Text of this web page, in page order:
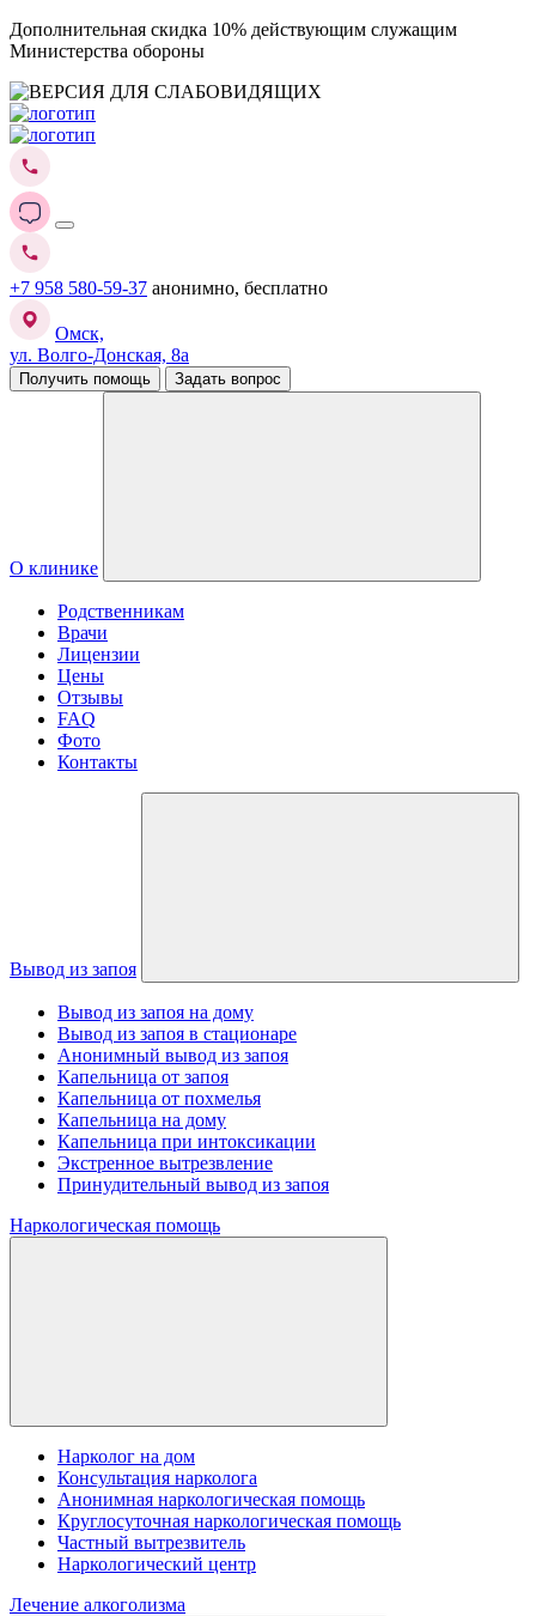
Дополнительная скидка 10% действующим служащим
Министерства обороны
+7 958 580-59-37 анонимно, бесплатно
Омск,
ул. Волго-Донская, 8а
Получить помощь Задать вопрос
О клинике
Родственникам
Врачи
Лицензии
Цены
Отзывы
FAQ
Фото
Контакты
Вывод из запоя
Вывод из запоя на дому
Вывод из запоя в стационаре
Анонимный вывод из запоя
Капельница от запоя
Капельница от похмелья
Капельница на дому
Капельница при интоксикации
Экстренное вытрезвление
Принудительный вывод из запоя
Наркологическая помощь
Нарколог на дом
Консультация нарколога
Анонимная наркологическая помощь
Круглосуточная наркологическая помощь
Частный вытрезвитель
Наркологический центр
Лечение алкоголизма